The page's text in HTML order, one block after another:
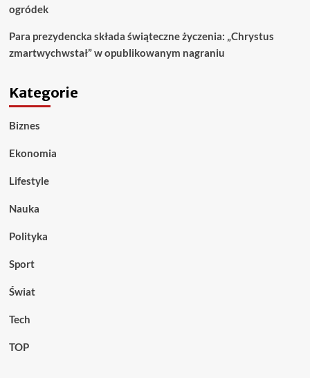
ogródek
Para prezydencka składa świąteczne życzenia: „Chrystus
zmartwychwstał” w opublikowanym nagraniu
Kategorie
Biznes
Ekonomia
Lifestyle
Nauka
Polityka
Sport
Świat
Tech
TOP